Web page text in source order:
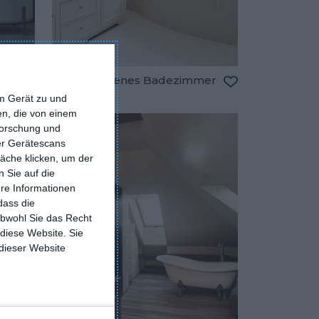
Gerät zu und
die von einem
und
Gerätescans
klicken, um der
Sie auf die
Informationen
die
Sie das Recht
Website. Sie
Website
Zu den Favoriten hinzufügen
Cremefarbenes Badezimmer